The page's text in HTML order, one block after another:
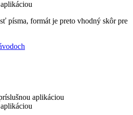
písma, formát je preto vhodný skôr pre
aplikáciou